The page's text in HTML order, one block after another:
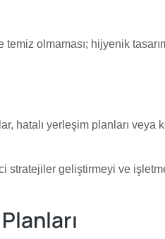
olmaması; hijyenik
hatalı yerleşim planları
stratejiler geliştirmeyi ve